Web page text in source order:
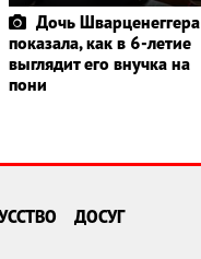
Дочь Шварценеггера
показала, как в 6-летие
выглядит его внучка на
пони
ДОСУГ